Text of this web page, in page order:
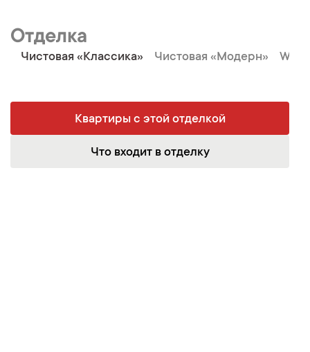
Чистовая «Классика» Чистовая «Модерн»
Отделка
Квартиры с этой отделкой
Что входит в отделку